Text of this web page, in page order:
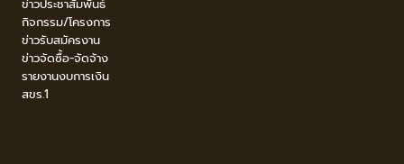
ข่าวประชาสัมพันธ์
กิจกรรม/โครงการ
ข่าวรับสมัครงาน
ข่าวจัดซื้อ-จัดจ้าง
รายงานงบการเงิน
สขร.1